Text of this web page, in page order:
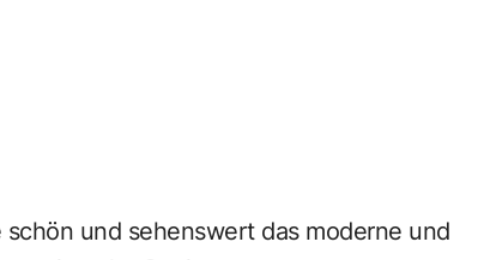
und sehenswert das moderne und